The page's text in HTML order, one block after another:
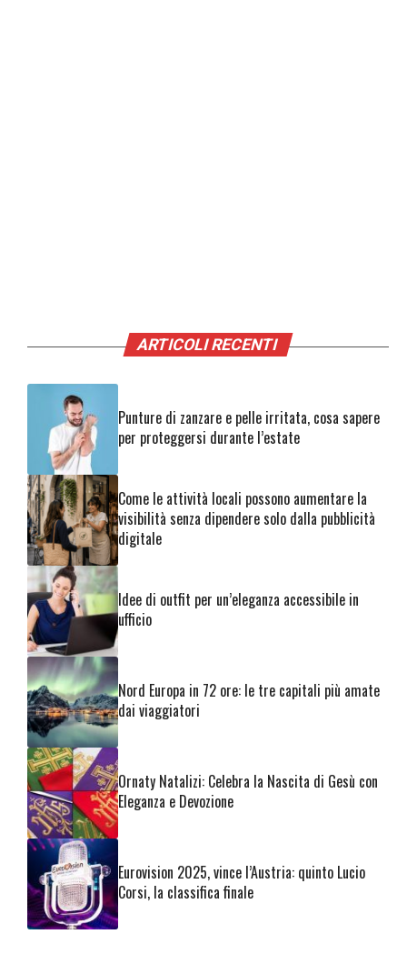
ARTICOLI RECENTI
Punture di zanzare e pelle irritata, cosa sapere
per proteggersi durante l’estate
Come le attività locali possono aumentare la
visibilità senza dipendere solo dalla pubblicità
digitale
Idee di outfit per un’eleganza accessibile in
ufficio
Nord Europa in 72 ore: le tre capitali più amate
dai viaggiatori
Ornaty Natalizi: Celebra la Nascita di Gesù con
Eleganza e Devozione
Eurovision 2025, vince l’Austria: quinto Lucio
Corsi, la classifica finale